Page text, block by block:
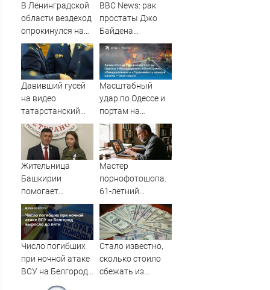
В Ленинградской
области вездеход
опрокинулся на
дороге, пассажир
погиб
BBC News: рак
простаты Джо
Байдена
распространился
на его кости и
органы
Давивший гусей
на видео
татарстанский
прокурор ушел в
отставку
09/08/2026 –
Новости
Масштабный
удар по Одессе и
портам на
Украине:
Последние
новости,
подробности об
ударах России 9
августа 2026 года
Жительница
Башкирии
помогает
раненым бойцам
в госпитале ЛНР
Мастер
порнофотошопа.
61-летний
мужчина
смастерил
порнооткрытку и
в итоге пойдёт
Число погибших
при ночной атаке
ВСУ на Белгород
выросло до пяти
Стало известно,
сколько стоило
сбежать из